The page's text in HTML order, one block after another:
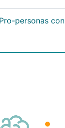
personas con